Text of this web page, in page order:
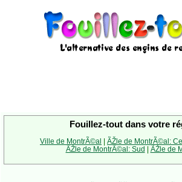
Fouillez-tout dans votre
Ville de MontrÃ©al | ÃŽle de MontrÃ©al:
ÃŽle de MontrÃ©al: Sud | ÃŽle de